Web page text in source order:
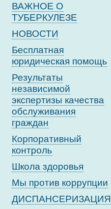
ВАЖНОЕ О
ТУБЕРКУЛЕЗЕ
НОВОСТИ
Бесплатная
юридическая помощь
Результаты
независимой
экспертизы качества
обслуживания
граждан
Корпоративный
контроль
Школа здоровья
Мы против коррупции
ДИСПАНСЕРИЗАЦИЯ